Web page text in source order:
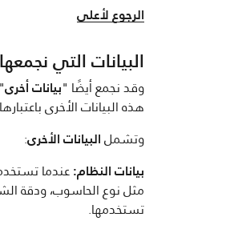
الرجوع لأعلى
البيانات التي
وقد نجمع أيضًا "بيانات أخرى
هذه البيانات الأخرى
وتشملالبيانات الأخرى:
بيانات النظام:عندما
مثل نوع الحاسوب، ودقة
تستخدمها.